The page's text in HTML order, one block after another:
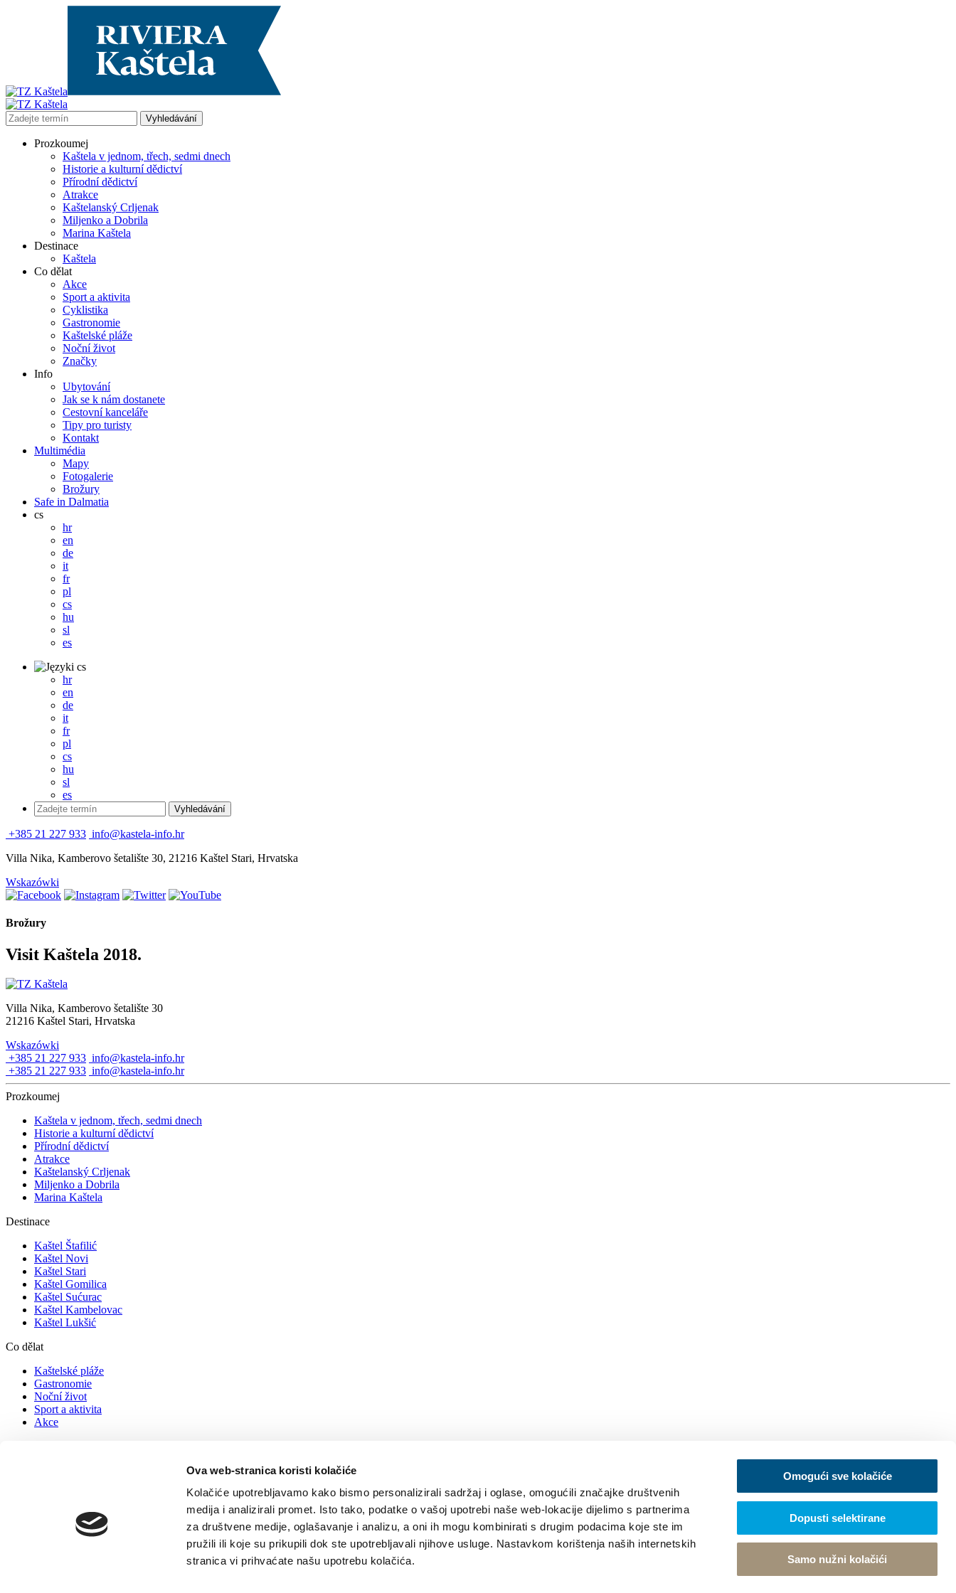
Ova web-stranica koristi kolačiće
Kolačiće upotrebljavamo kako bismo personalizirali sadržaj i oglase, omogućili značajke društvenih
medija i analizirali promet. Isto tako, podatke o vašoj upotrebi naše web-lokacije dijelimo s partnerima
za društvene medije, oglašavanje i analizu, a oni ih mogu kombinirati s drugim podacima koje ste im
pružili ili koje su prikupili dok ste upotrebljavali njihove usluge. Nastavkom korištenja naših internetskih
stranica vi prihvaćate našu upotrebu kolačića.
Omogući sve kolačiće
Dopusti selektirane
Samo nužni kolačići
Prozkoumej
Kaštela v jednom, třech, sedmi dnech
Historie a kulturní dědictví
Přírodní dědictví
Atrakce
Kaštelanský Crljenak
Miljenko a Dobrila
Marina Kaštela
Destinace
Kaštela
Co dělat
Akce
Sport a aktivita
Cyklistika
Gastronomie
Kaštelské pláže
Noční život
Značky
Info
Ubytování
Jak se k nám dostanete
Cestovní kanceláře
Tipy pro turisty
Kontakt
Multimédia
Mapy
Fotogalerie
Brožury
Safe in Dalmatia
cs
hr
en
de
it
fr
pl
cs
hu
sl
es
cs
hr
en
de
it
fr
pl
cs
hu
sl
es
+385 21 227 933 info@kastela-info.hr
Villa Nika, Kamberovo šetalište 30, 21216 Kaštel Stari, Hrvatska
Wskazówki
Brožury
Visit Kaštela 2018.
Villa Nika, Kamberovo šetalište 30
21216 Kaštel Stari, Hrvatska
Wskazówki
+385 21 227 933 info@kastela-info.hr
+385 21 227 933 info@kastela-info.hr
Prozkoumej
Kaštela v jednom, třech, sedmi dnech
Historie a kulturní dědictví
Přírodní dědictví
Atrakce
Kaštelanský Crljenak
Miljenko a Dobrila
Marina Kaštela
Destinace
Kaštel Štafilić
Kaštel Novi
Kaštel Stari
Kaštel Gomilica
Kaštel Sućurac
Kaštel Kambelovac
Kaštel Lukšić
Co dělat
Kaštelské pláže
Gastronomie
Noční život
Sport a aktivita
Akce
Cestovní kanceláře
Zásady používání souborů cookie Developed by: Nove vibracije Design by: Signed Design